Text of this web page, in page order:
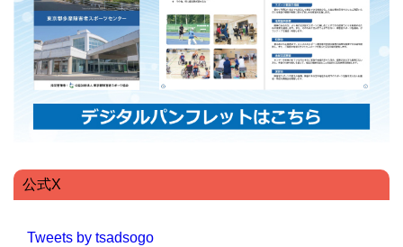
公式X
Tweets by tsadsogo